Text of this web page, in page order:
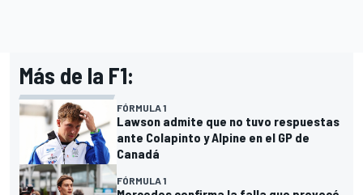
Más de la F1:
FÓRMULA 1
Lawson admite que no tuvo respuestas
ante Colapinto y Alpine en el GP de
Canadá
FÓRMULA 1